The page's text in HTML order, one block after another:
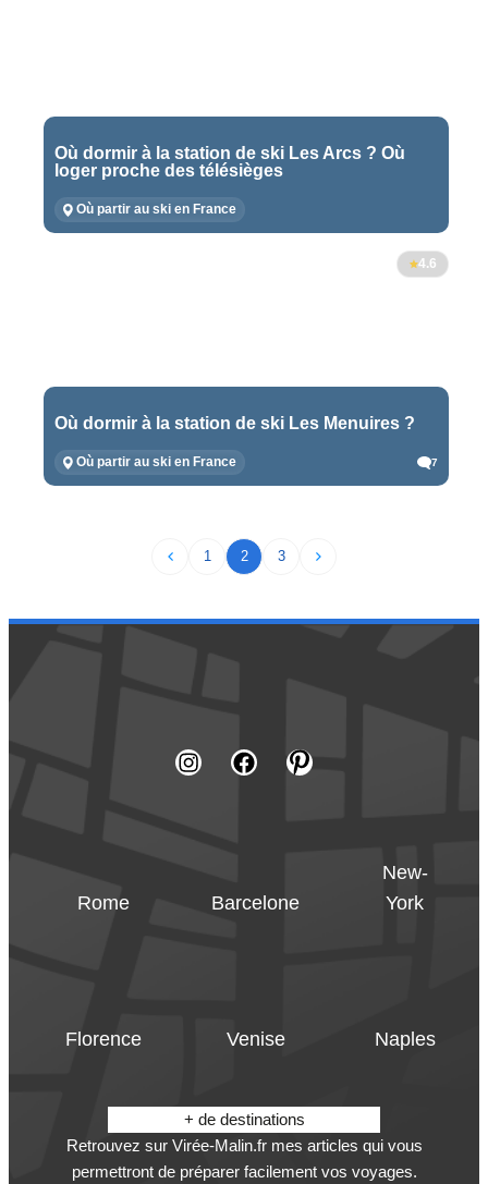
Où dormir à la station de ski Les Arcs ? Où
loger proche des télésièges
Où partir au ski en France
4.6
Où dormir à la station de ski Les Menuires ?
Où partir au ski en France 7
1 2 3
Rome Barcelone
New-
York
Florence Venise Naples
+ de destinations
Retrouvez sur Virée-Malin.fr mes articles qui vous
permettront de préparer facilement vos voyages.